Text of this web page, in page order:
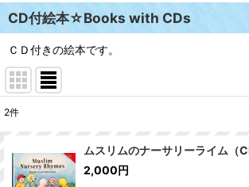
CD付絵本☆Books with CDs
ＣＤ付きの絵本です。
並び順:
2件
ムスリムのナーサリーライム
2,000円